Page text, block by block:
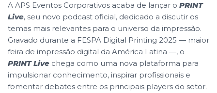
A APS Eventos Corporativos acaba de lançar o PRINT
Live, seu novo podcast oficial, dedicado a discutir os
temas mais relevantes para o universo da impressão.
Gravado durante a FESPA Digital Printing 2025 — maior
feira de impressão digital da América Latina —, o
PRINT Live chega como uma nova plataforma para
impulsionar conhecimento, inspirar profissionais e
fomentar debates entre os principais players do setor.